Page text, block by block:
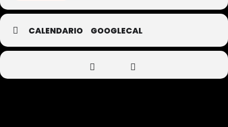
CALENDARIO GOOGLECAL